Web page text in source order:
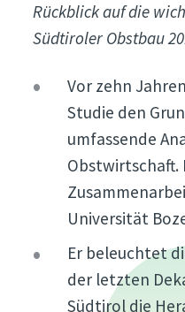
Rückblick auf die
Südtiroler Obstbau
Vor zehn
Studie den
umfassende
Obstwirtschaft.
Universität
Er beleuchtet
der letzten
Südtirol die